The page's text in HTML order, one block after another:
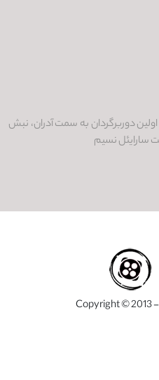
دوربرگردان به سمت آدران، نبش
Copyright © 2013